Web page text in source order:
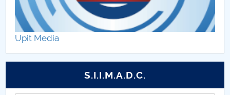
Etape şi activităţi – proiect component P1
Diseminare rezultate proiect component P1
Upit Media
S.I.I.M.A.D.C.